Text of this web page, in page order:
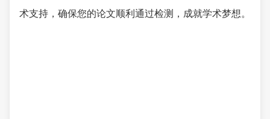
术支持，确保您的论文顺利通过检测，成就学术梦想。